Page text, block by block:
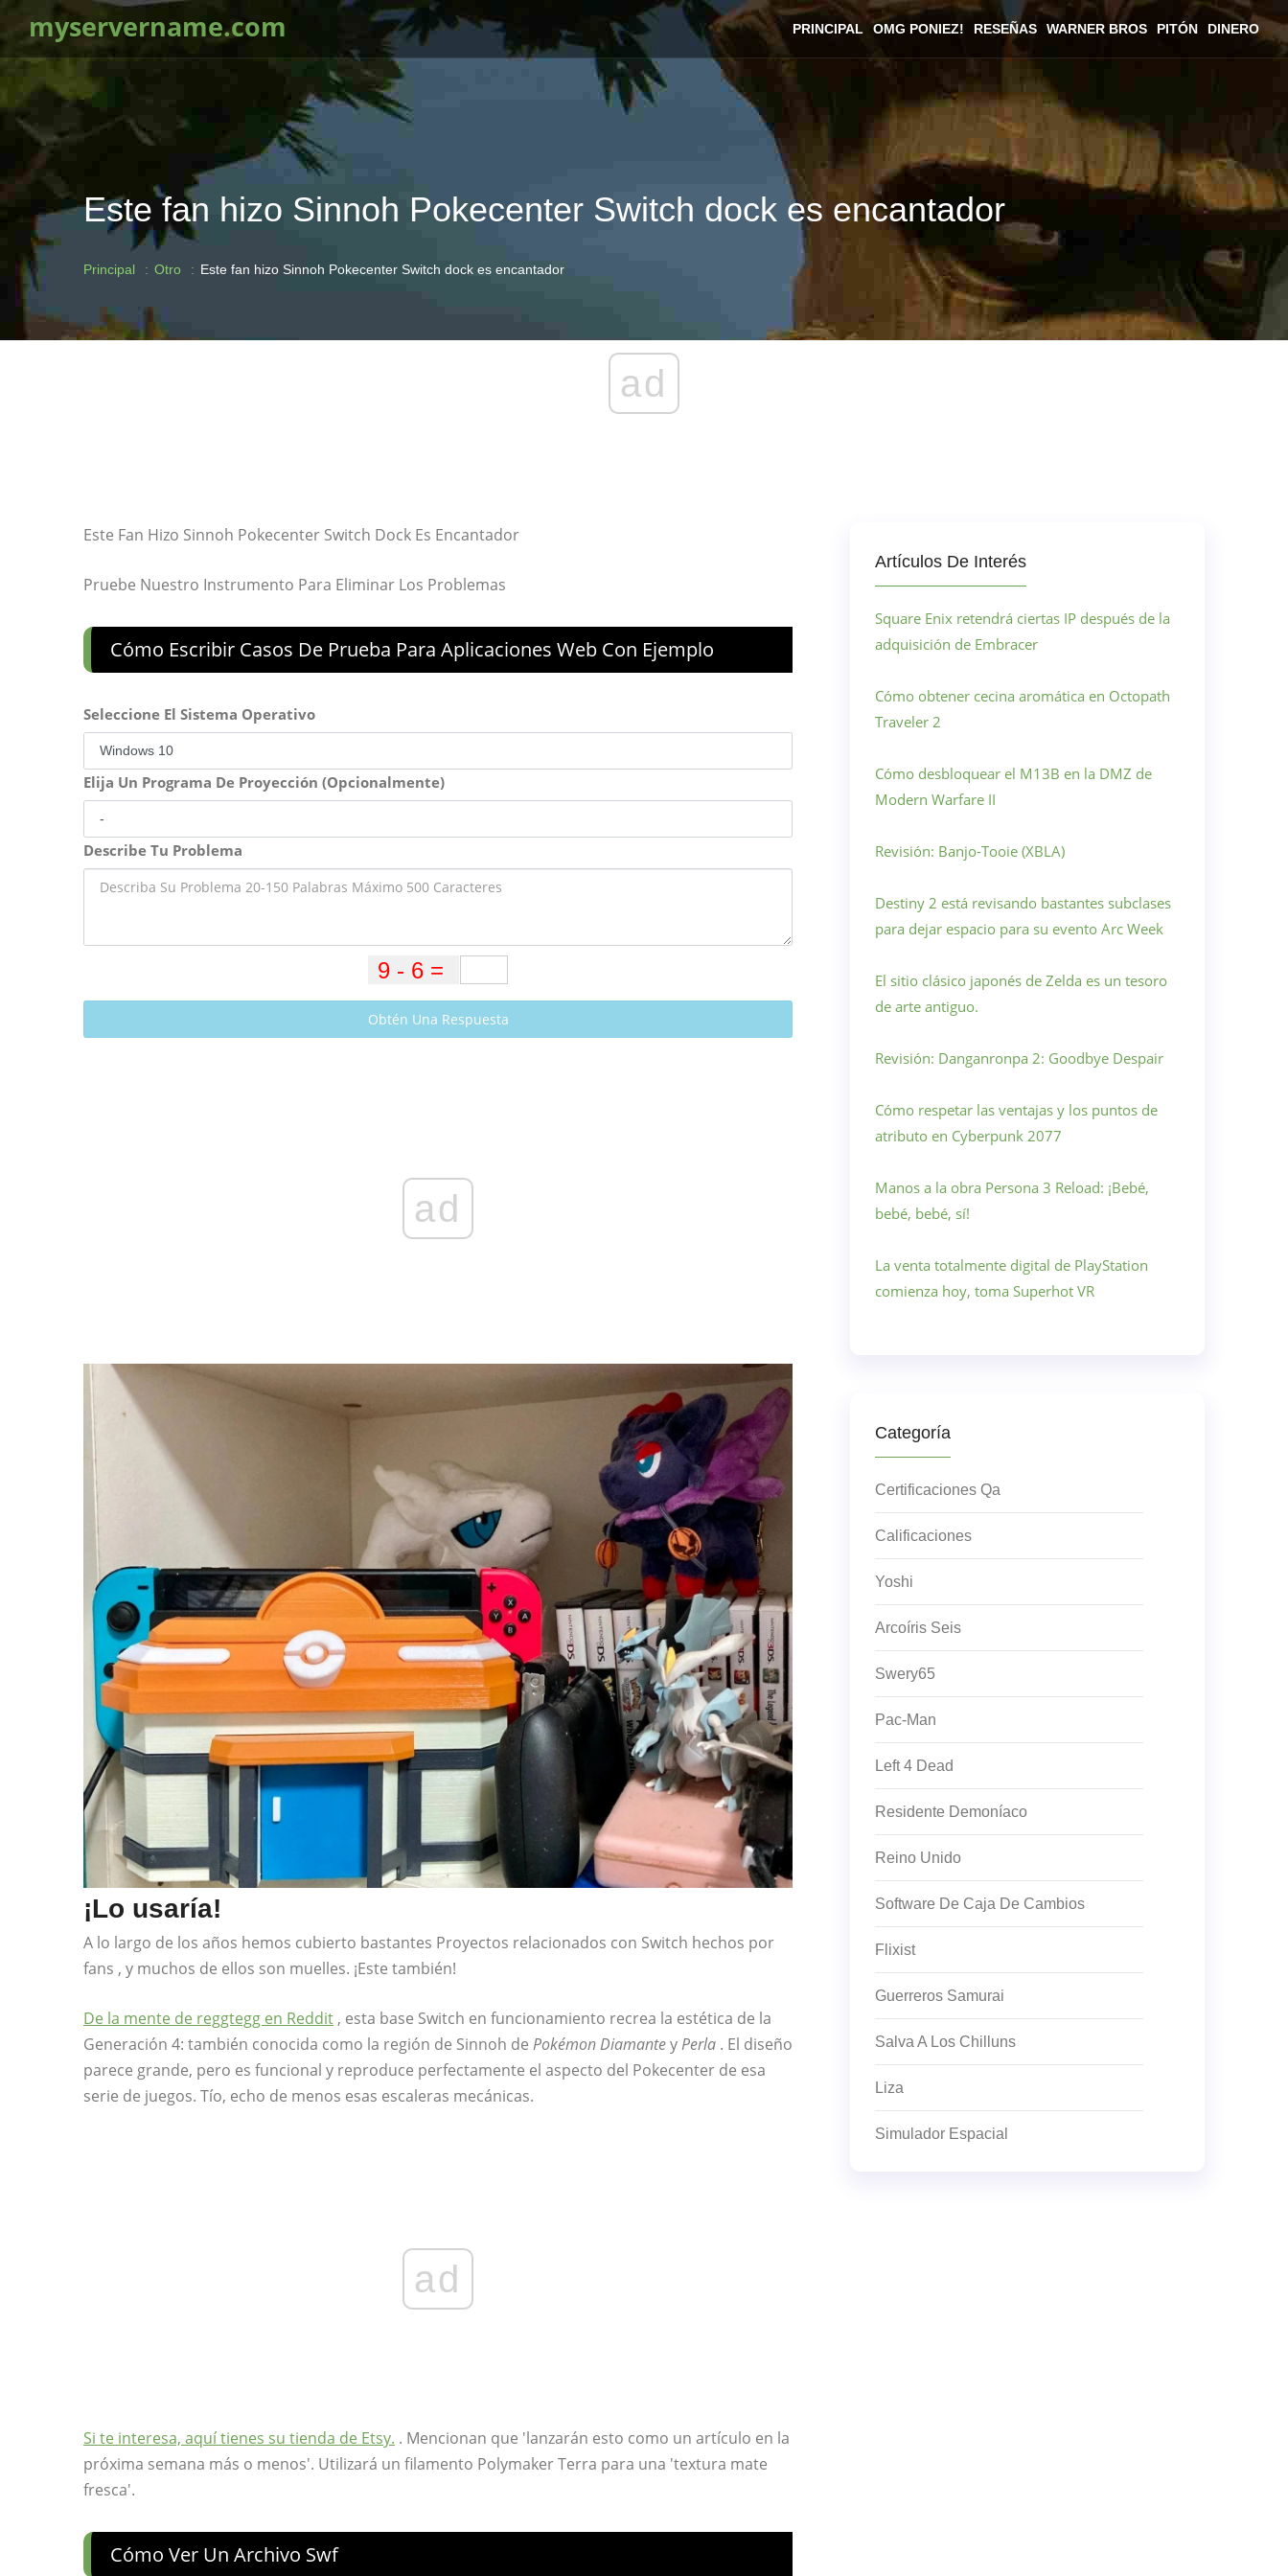
myservername.com PRINCIPAL OMG PONIEZ! RESEÑAS WARNER BROS PITÓN DINERO
Este fan hizo Sinnoh Pokecenter Switch dock es encantador
Principal Otro Este fan hizo Sinnoh Pokecenter Switch dock es encantador
ad
Este Fan Hizo Sinnoh Pokecenter Switch Dock Es Encantador
Pruebe Nuestro Instrumento Para Eliminar Los Problemas
Cómo Escribir Casos De Prueba Para Aplicaciones Web Con Ejemplo
Seleccione El Sistema Operativo
Elija Un Programa De Proyección (Opcionalmente)
Describe Tu Problema
Obtén Una Respuesta
ad
¡Lo usaría!
A lo largo de los años hemos cubierto bastantes Proyectos relacionados con Switch hechos por
fans , y muchos de ellos son muelles. ¡Este también!
De la mente de reggtegg en Reddit , esta base Switch en funcionamiento recrea la estética de la
Generación 4: también conocida como la región de Sinnoh de Pokémon DiamanteyPerla . El diseño
parece grande, pero es funcional y reproduce perfectamente el aspecto del Pokecenter de esa
serie de juegos. Tío, echo de menos esas escaleras mecánicas.
ad
Si te interesa, aquí tienes su tienda de Etsy. . Mencionan que 'lanzarán esto como un artículo en la
próxima semana más o menos'. Utilizará un filamento Polymaker Terra para una 'textura mate
fresca'.
Cómo Ver Un Archivo Swf
Artículos De Interés
Square Enix retendrá ciertas IP después de la
adquisición de Embracer
Cómo obtener cecina aromática en Octopath
Traveler 2
Cómo desbloquear el M13B en la DMZ de
Modern Warfare II
Revisión: Banjo-Tooie (XBLA)
Destiny 2 está revisando bastantes subclases
para dejar espacio para su evento Arc Week
El sitio clásico japonés de Zelda es un tesoro
de arte antiguo.
Revisión: Danganronpa 2: Goodbye Despair
Cómo respetar las ventajas y los puntos de
atributo en Cyberpunk 2077
Manos a la obra Persona 3 Reload: ¡Bebé,
bebé, bebé, sí!
La venta totalmente digital de PlayStation
comienza hoy, toma Superhot VR
Categoría
Certificaciones Qa
Calificaciones
Yoshi
Arcoíris Seis
Swery65
Pac-Man
Left 4 Dead
Residente Demoníaco
Reino Unido
Software De Caja De Cambios
Flixist
Guerreros Samurai
Salva A Los Chilluns
Liza
Simulador Espacial